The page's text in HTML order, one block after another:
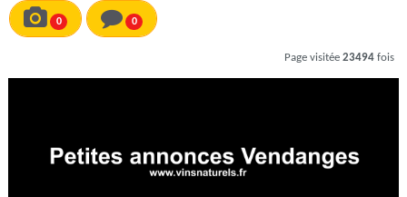
0 0
Page visitée 23494 fois